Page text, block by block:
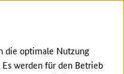
die optimale Nutzung
werden für den Betrieb